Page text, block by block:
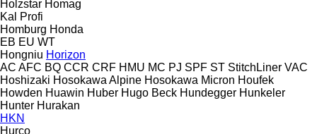
Holzstar Homag
Kal
Profi
Homburg Honda
EB EU WT
Hongniu Horizon
AC AFC BQ CCR CRF HMU MC PJ SPF ST StitchLiner VAC
Hoshizaki Hosokawa Alpine Hosokawa Micron Houfek
Howden Huawin Huber Hugo Beck Hundegger Hunkeler
Hunter Hurakan
HKN
Hurco